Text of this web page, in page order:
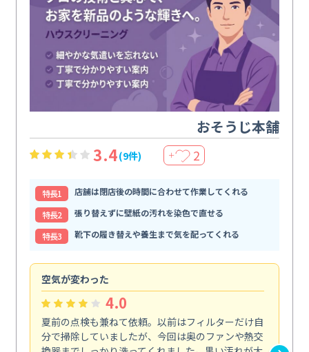
おそうじ本舗
3.4(9件) ＋ 2
特⻑1
店舗は閉店後の時間に合わせて作業してくれる
特⻑2
張り替えずに壁紙の汚れを染色で直せる
特⻑3
靴下の履き替えや養生まで気を配ってくれる
空気が変わった
4.0
夏前の点検も兼ねて依頼。以前はフィルターだけ自
分で掃除していましたが、今回は奥のファンや熱交